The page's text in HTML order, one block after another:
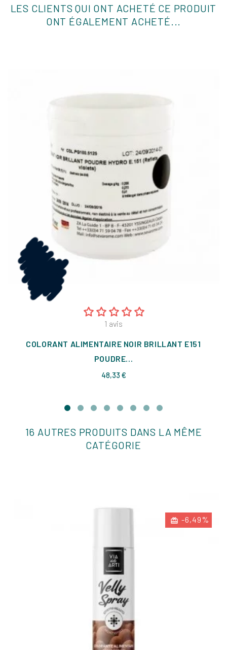
LES CLIENTS QUI ONT ACHETÉ CE PRODUIT
ONT ÉGALEMENT ACHETÉ...
1 avis
COLORANT ALIMENTAIRE NOIR BRILLANT E151
POUDRE...
48,33 €Prix
16 AUTRES PRODUITS DANS LA MÊME
CATÉGORIE
-6,49%